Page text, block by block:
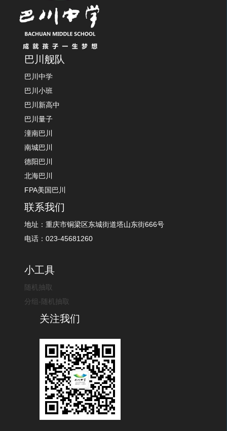
巴川舰队
巴川中学
巴川小班
巴川新高中
巴川量子
潼南巴川
南城巴川
德阳巴川
北海巴川
FPA美国巴川
联系我们
地址：重庆市铜梁区东城街道塔山东街666号
电话：023-45681260
小工具
随机抽取
分组-随机抽取
关注我们